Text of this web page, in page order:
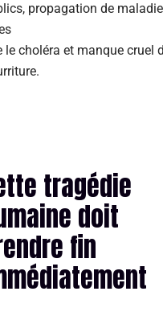
propagation de
le choléra et manque cruel
tragédie
doit
fin